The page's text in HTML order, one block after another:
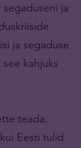
ja
ja segaduse
kahjuks
teada,
Eesti tulid